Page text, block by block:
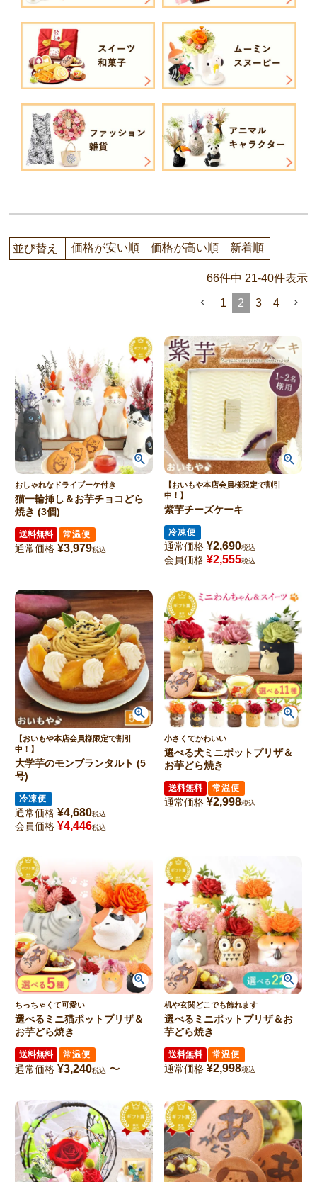
並び替え 価格が安い順 価格が高い順 新着順
66件中 21-40件表示
1 2 3 4
おしゃれなドライブーケ付き
猫一輪挿し＆お芋チョコどら
焼き (3個)
送料無料 常温便
通常価格 ¥3,979税込
【おいもや本店会員様限定で割引
中！】
紫芋チーズケーキ
冷凍便
通常価格 ¥2,690税込
会員価格 ¥2,555税込
【おいもや本店会員様限定で割引
中！】
大学芋のモンブランタルト (5
号)
冷凍便
通常価格 ¥4,680税込
会員価格 ¥4,446税込
小さくてかわいい
選べる犬ミニポットプリザ＆
お芋どら焼き
送料無料 常温便
通常価格 ¥2,998税込
ちっちゃくて可愛い
選べるミニ猫ポットプリザ＆
お芋どら焼き
送料無料 常温便
通常価格 ¥3,240税込 〜
机や玄関どこでも飾れます
選べるミニポットプリザ＆お
芋どら焼き
送料無料 常温便
通常価格 ¥2,998税込